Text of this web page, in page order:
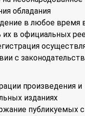
обладания
в любое время
в официальных
с
произведения и
изданиях
публикуемых